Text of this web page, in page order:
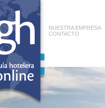
NUESTRA EMPRESA
CONTACTO